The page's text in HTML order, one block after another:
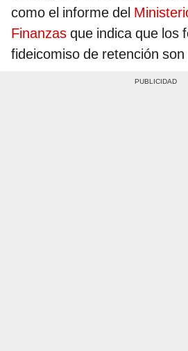
como el informe del
Finanzas que indica que los
fideicomiso de retención son